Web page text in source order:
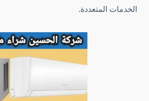
الخدمات المتعددة.